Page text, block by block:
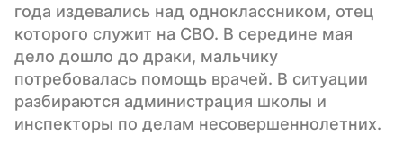
года издевались над одноклассником, отец
которого служит на СВО. В середине мая
дело дошло до драки, мальчику
потребовалась помощь врачей. В ситуации
разбираются администрация школы и
инспекторы по делам несовершеннолетних.